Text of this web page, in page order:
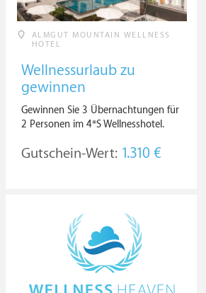
ALMGUT MOUNTAIN WELLNESS
HOTEL
Wellnessurlaub zu
gewinnen
Gewinnen Sie 3 Übernachtungen für
2 Personen im 4*S Wellnesshotel.
Gutschein-Wert: 1.310 €